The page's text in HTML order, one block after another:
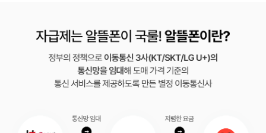
구매 - 자급제폰 : 단말기 제조사 또는 오픈마켓 | 통신사폰 : 통신사 대
방식 - 자급제폰 : 폰 따로 요금 따로 | 통신사폰 : 폰과 요금제 결합
약정 - 자급제폰 : 무약정 요금제 이용 가능 | 통신사폰 : 기본적으로
할인 - 자급제폰 : 카드사 할인 및 오픈마켓 즉시 할인 | 통신사폰 : 유
할부 - 자급제폰 : 카드사에 따라 무이자 할부 혜택 | 통신사폰 : 할부